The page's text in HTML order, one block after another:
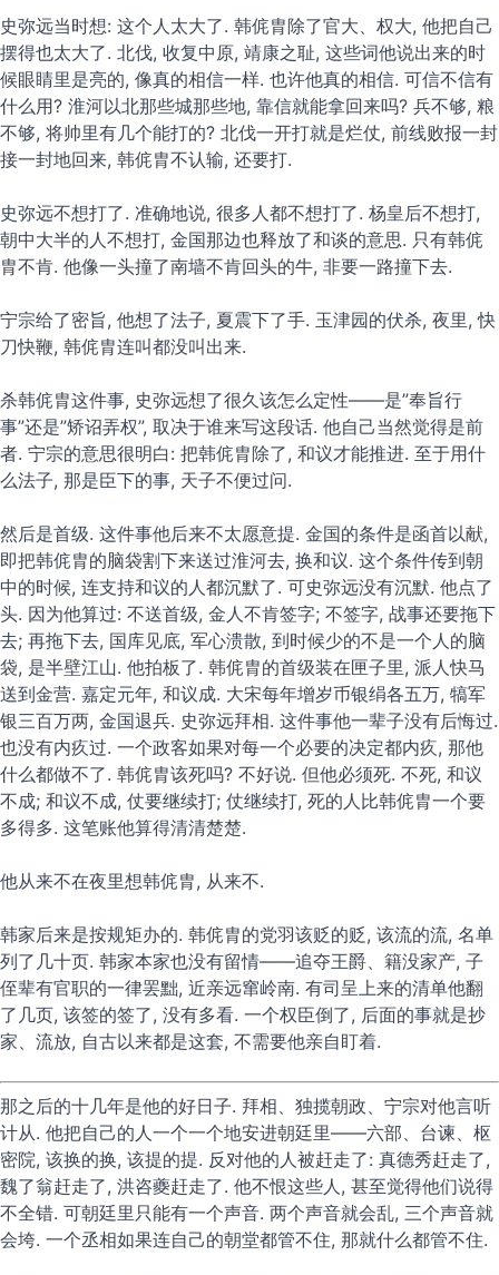
史弥远当时想: 这个人太大了. 韩侂胄除了官大、权大, 他把自己
摆得也太大了. 北伐, 收复中原, 靖康之耻, 这些词他说出来的时
候眼睛里是亮的, 像真的相信一样. 也许他真的相信. 可信不信有
什么用? 淮河以北那些城那些地, 靠信就能拿回来吗? 兵不够, 粮
不够, 将帅里有几个能打的? 北伐一开打就是烂仗, 前线败报一封
接一封地回来, 韩侂胄不认输, 还要打.
史弥远不想打了. 准确地说, 很多人都不想打了. 杨皇后不想打,
朝中大半的人不想打, 金国那边也释放了和谈的意思. 只有韩侂
胄不肯. 他像一头撞了南墙不肯回头的牛, 非要一路撞下去.
宁宗给了密旨, 他想了法子, 夏震下了手. 玉津园的伏杀, 夜里, 快
刀快鞭, 韩侂胄连叫都没叫出来.
杀韩侂胄这件事, 史弥远想了很久该怎么定性——是”奉旨行
事”还是”矫诏弄权”, 取决于谁来写这段话. 他自己当然觉得是前
者. 宁宗的意思很明白: 把韩侂胄除了, 和议才能推进. 至于用什
么法子, 那是臣下的事, 天子不便过问.
然后是首级. 这件事他后来不太愿意提. 金国的条件是函首以献,
即把韩侂胄的脑袋割下来送过淮河去, 换和议. 这个条件传到朝
中的时候, 连支持和议的人都沉默了. 可史弥远没有沉默. 他点了
头. 因为他算过: 不送首级, 金人不肯签字; 不签字, 战事还要拖下
去; 再拖下去, 国库见底, 军心溃散, 到时候少的不是一个人的脑
袋, 是半壁江山. 他拍板了. 韩侂胄的首级装在匣子里, 派人快马
送到金营. 嘉定元年, 和议成. 大宋每年增岁币银绢各五万, 犒军
银三百万两, 金国退兵. 史弥远拜相. 这件事他一辈子没有后悔过.
也没有内疚过. 一个政客如果对每一个必要的决定都内疚, 那他
什么都做不了. 韩侂胄该死吗? 不好说. 但他必须死. 不死, 和议
不成; 和议不成, 仗要继续打; 仗继续打, 死的人比韩侂胄一个要
多得多. 这笔账他算得清清楚楚.
他从来不在夜里想韩侂胄, 从来不.
韩家后来是按规矩办的. 韩侂胄的党羽该贬的贬, 该流的流, 名单
列了几十页. 韩家本家也没有留情——追夺王爵、籍没家产, 子
侄辈有官职的一律罢黜, 近亲远窜岭南. 有司呈上来的清单他翻
了几页, 该签的签了, 没有多看. 一个权臣倒了, 后面的事就是抄
家、流放, 自古以来都是这套, 不需要他亲自盯着.
那之后的十几年是他的好日子. 拜相、独揽朝政、宁宗对他言听
计从. 他把自己的人一个一个地安进朝廷里——六部、台谏、枢
密院, 该换的换, 该提的提. 反对他的人被赶走了: 真德秀赶走了,
魏了翁赶走了, 洪咨夔赶走了. 他不恨这些人, 甚至觉得他们说得
不全错. 可朝廷里只能有一个声音. 两个声音就会乱, 三个声音就
会垮. 一个丞相如果连自己的朝堂都管不住, 那就什么都管不住.